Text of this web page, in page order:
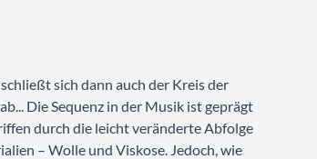
sich dann auch der Kreis der
Die Sequenz in der Musik ist geprägt
durch die leicht veränderte Abfolge
– Wolle und Viskose. Jedoch, wie